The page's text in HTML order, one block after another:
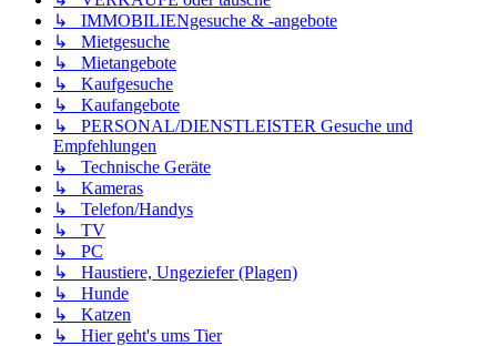
↳ IMMOBILIENgesuche & -angebote
↳ Mietgesuche
↳ Mietangebote
↳ Kaufgesuche
↳ Kaufangebote
↳ PERSONAL/DIENSTLEISTER Gesuche und
Empfehlungen
↳ Technische Geräte
↳ Kameras
↳ Telefon/Handys
↳ TV
↳ PC
↳ Haustiere, Ungeziefer (Plagen)
↳ Hunde
↳ Katzen
↳ Hier geht's ums Tier